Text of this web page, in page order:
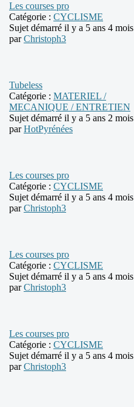
Les courses pro
Catégorie : CYCLISME
Sujet démarré il y a 5 ans 4 mois
parChristoph3
Tubeless
Catégorie : MATERIEL /
MECANIQUE / ENTRETIEN
Sujet démarré il y a 5 ans 2 mois
parHotPyrénées
Les courses pro
Catégorie : CYCLISME
Sujet démarré il y a 5 ans 4 mois
parChristoph3
Les courses pro
Catégorie : CYCLISME
Sujet démarré il y a 5 ans 4 mois
parChristoph3
Les courses pro
Catégorie : CYCLISME
Sujet démarré il y a 5 ans 4 mois
parChristoph3